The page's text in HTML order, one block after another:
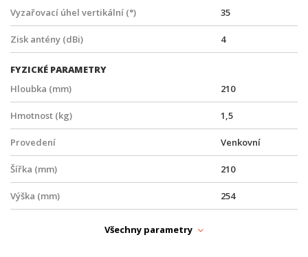
Vyzařovací úhel vertikální (°) 35
Zisk antény (dBi) 4
FYZICKÉ PARAMETRY
Hloubka (mm)
210
Hmotnost (kg) 1,5
Provedení Venkovní
Šířka (mm) 210
Výška (mm) 254
PARAMETRY BEZDRÁTVšechny parametry